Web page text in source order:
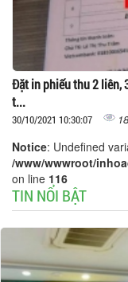
Đặt in phiếu thu 2 liên,
t...
30/10/2021 10:30:07
Notice: Undefined
/www/wwwroot/
on line 116
TIN NỔI BẬT